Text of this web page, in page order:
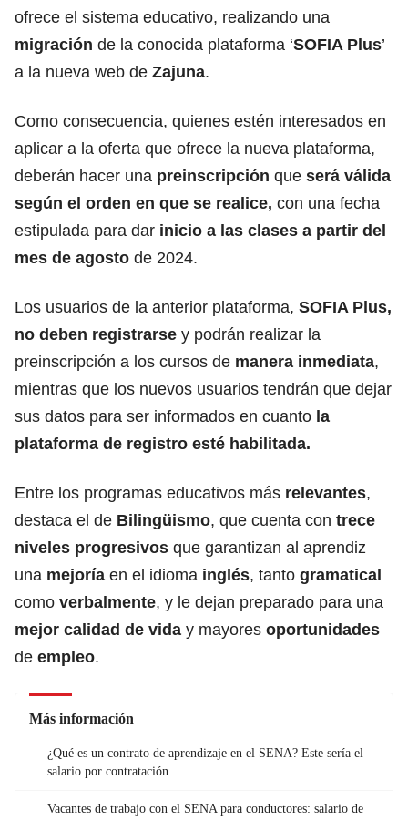
ofrece el sistema educativo, realizando una
migración de la conocida plataforma ‘SOFIA Plus’
a la nueva web de Zajuna.
Como consecuencia, quienes estén interesados en
aplicar a la oferta que ofrece la nueva plataforma,
deberán hacer una preinscripción que será válida
según el orden en que se realice, con una fecha
estipulada para dar inicio a las clases a partir del
mes de agosto de 2024.
Los usuarios de la anterior plataforma, SOFIA Plus,
no deben registrarse y podrán realizar la
preinscripción a los cursos de manera inmediata,
mientras que los nuevos usuarios tendrán que dejar
sus datos para ser informados en cuanto la
plataforma de registro esté habilitada.
Entre los programas educativos más relevantes,
destaca el de Bilingüismo, que cuenta con trece
niveles progresivos que garantizan al aprendiz
una mejoría en el idioma inglés, tanto gramatical
como verbalmente, y le dejan preparado para una
mejor calidad de vida y mayores oportunidades
de empleo.
Más información
¿Qué es un contrato de aprendizaje en el SENA? Este sería el
salario por contratación
Vacantes de trabajo con el SENA para conductores: salario de